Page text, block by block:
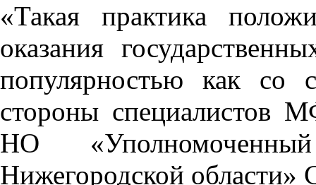
«Такая практика
оказания
популярностью как со
стороны специалистов
НО
Нижегородской области»